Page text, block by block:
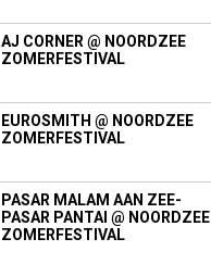
AJ CORNER @ NOORDZEE
ZOMERFESTIVAL
EUROSMITH @ NOORDZEE
ZOMERFESTIVAL
PASAR MALAM AAN ZEE-
PASAR PANTAI @ NOORDZEE
ZOMERFESTIVAL